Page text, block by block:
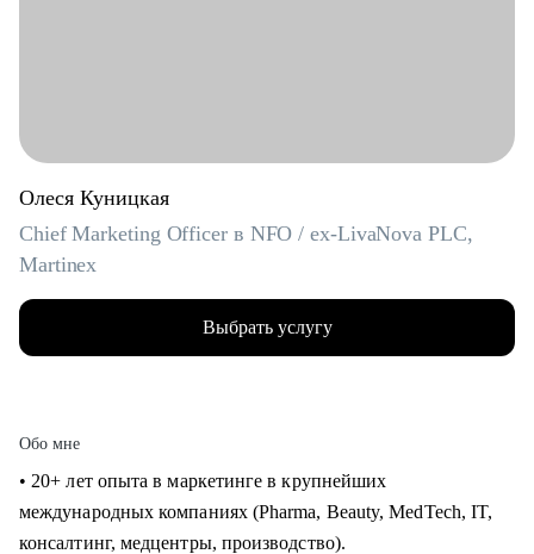
Олеся Куницкая
Chief Marketing Officer в NFO / ex-LivaNova PLC,
Martinex
Выбрать услугу
Обо мне
• 20+ лет опыта в маркетинге в крупнейших
международных компаниях (Pharma, Beauty, MedTech, IT,
консалтинг, медцентры, производство).